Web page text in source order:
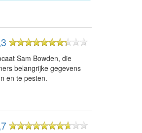
Sam Bowden, die
belangrijke gegevens
en te pesten.